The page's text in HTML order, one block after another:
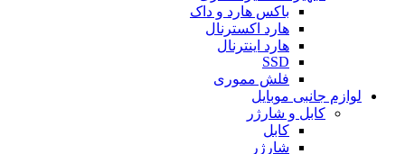
باکس هارد و داک
هارد اکسترنال
هارد اینترنال
SSD
فلش مموری
لوازم جانبی موبایل
کابل و شارژر
کابل
شارژر